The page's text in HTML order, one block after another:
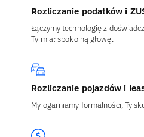
Rozliczanie podatków i
Łączymy technologię z
Ty miał spokojną głowę.
Rozliczanie pojazdów i
My ogarniamy formalności, Ty